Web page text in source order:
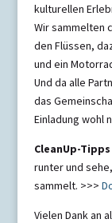
kulturellen
Wir sammelten
den Flüssen,
und ein
Und da alle
das
Einladung wohl
CleanUp-
runter und
sammelt. >>>
Vielen Dank an